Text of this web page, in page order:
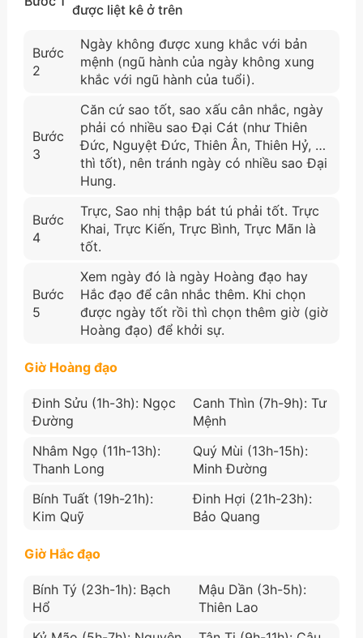
được liệt kê ở trên
Bước
2
Ngày không được xung khắc với bản
mệnh (ngũ hành của ngày không xung
khắc với ngũ hành của tuổi).
Bước
3
Căn cứ sao tốt, sao xấu cân nhắc, ngày
phải có nhiều sao Đại Cát (như Thiên
Đức, Nguyệt Đức, Thiên Ân, Thiên Hỷ, …
thì tốt), nên tránh ngày có nhiều sao Đại
Hung.
Bước
4
Trực, Sao nhị thập bát tú phải tốt. Trực
Khai, Trực Kiến, Trực Bình, Trực Mãn là
tốt.
Bước
5
Xem ngày đó là ngày Hoàng đạo hay
Hắc đạo để cân nhắc thêm. Khi chọn
được ngày tốt rồi thì chọn thêm giờ (giờ
Hoàng đạo) để khởi sự.
Giờ Hoàng đạo
Đinh Sửu (1h-3h): Ngọc
Đường
Canh Thìn (7h-9h): Tư
Mệnh
Nhâm Ngọ (11h-13h):
Thanh Long
Quý Mùi (13h-15h):
Minh Đường
Bính Tuất (19h-21h):
Kim Quỹ
Đinh Hợi (21h-23h):
Bảo Quang
Giờ Hắc đạo
Bính Tý (23h-1h): Bạch
Hổ
Mậu Dần (3h-5h):
Thiên Lao